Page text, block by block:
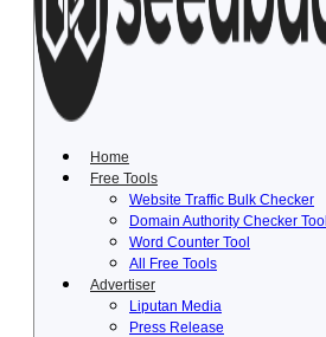
Lewati
konten
Home
Free Tools
Website Traffic Bulk Checker
Domain Authority Checker Tool
Word Counter Tool
All Free Tools
Advertiser
Liputan Media
Press Release